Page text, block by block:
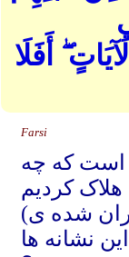
أَفَلَا
Farsi
است که چه
هلاک کردیم
شده ی)
نشانه ها